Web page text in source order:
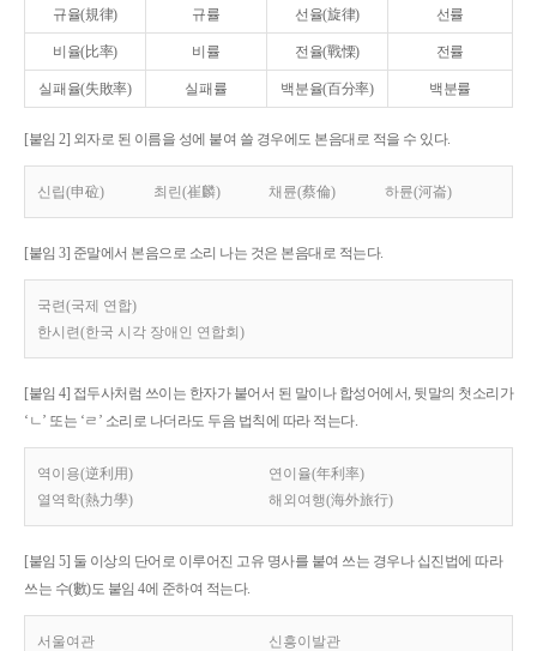
규율(規律) 규률 선율(旋律) 선률
비율(比率) 비률 전율(戰慄) 전률
실패율(失敗率) 실패률 백분율(百分率) 백분률
[붙임 2] 외자로 된 이름을 성에 붙여 쓸 경우에도 본음대로 적을 수 있다.
신립(申砬) 최린(崔麟) 채륜(蔡倫) 하륜(河崙)
[붙임 3] 준말에서 본음으로 소리 나는 것은 본음대로 적는다.
국련(국제 연합)
한시련(한국 시각 장애인 연합회)
[붙임 4] 접두사처럼 쓰이는 한자가 붙어서 된 말이나 합성어에서, 뒷말의 첫소리가
‘ㄴ’ 또는 ‘ㄹ’ 소리로 나더라도 두음 법칙에 따라 적는다.
역이용(逆利用)
연이율(年利率)
열역학(熱力學)
해외여행(海外旅行)
[붙임 5] 둘 이상의 단어로 이루어진 고유 명사를 붙여 쓰는 경우나 십진법에 따라
쓰는 수(數)도 붙임 4에 준하여 적는다.
서울여관 신흥이발관